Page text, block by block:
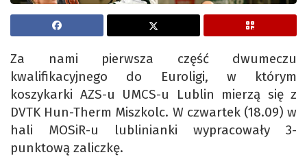
Za nami pierwsza część dwumeczu
kwalifikacyjnego do Euroligi, w którym
koszykarki AZS-u UMCS-u Lublin mierzą się z
DVTK Hun-Therm Miszkolc. W czwartek (18.09) w
hali MOSiR-u lublinianki wypracowały 3-
punktową zaliczkę.